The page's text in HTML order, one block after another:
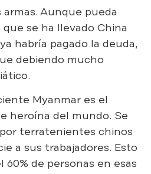
Aunque pueda
se ha llevado China
habría pagado la deuda,
debiendo mucho
Myanmar es el
heroína del mundo. Se
terratenientes chinos
a sus trabajadores. Esto
60% de personas en esas